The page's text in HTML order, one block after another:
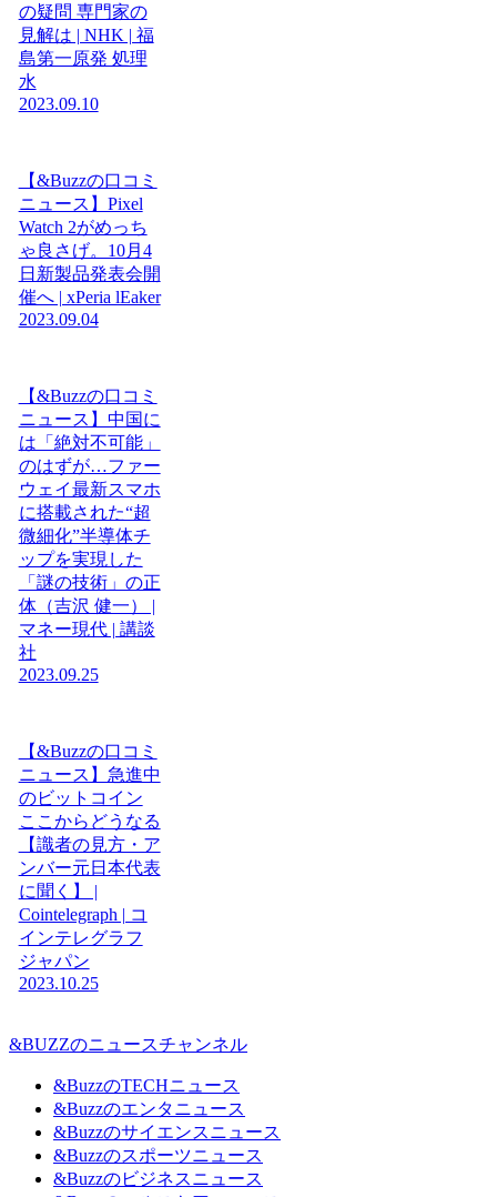
の疑問 専門家の
見解は | NHK | 福
島第一原発 処理
水
2023.09.10
【&Buzzの口コミ
ニュース】Pixel
Watch 2がめっち
ゃ良さげ。10月4
日新製品発表会開
催へ | xPeria lEaker
2023.09.04
【&Buzzの口コミ
ニュース】中国に
は「絶対不可能」
のはずが…ファー
ウェイ最新スマホ
に搭載された“超
微細化”半導体チ
ップを実現した
「謎の技術」の正
体（吉沢 健一） |
マネー現代 | 講談
社
2023.09.25
【&Buzzの口コミ
ニュース】急進中
のビットコイン
ここからどうなる
【識者の見方・ア
ンバー元日本代表
に聞く】 |
Cointelegraph | コ
インテレグラフ
ジャパン
2023.10.25
&BUZZのニュースチャンネル
&BuzzのTECHニュース
&Buzzのエンタニュース
&Buzzのサイエンスニュース
&Buzzのスポーツニュース
&Buzzのビジネスニュース